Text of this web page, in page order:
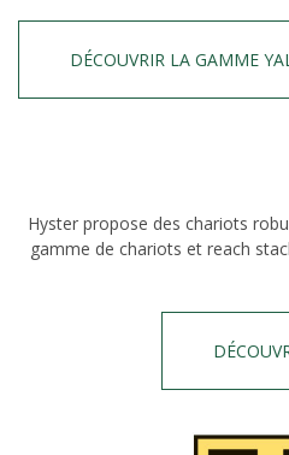
DÉCOUVRIR LA GAMME
Hyster propose des chariots
gamme de chariots et reach